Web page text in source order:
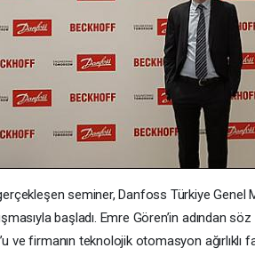
seminer, Danfoss Türkiye Genel
başladı. Emre Gören’in adından
ve firmanın teknolojik otomasyon ağırlıklı